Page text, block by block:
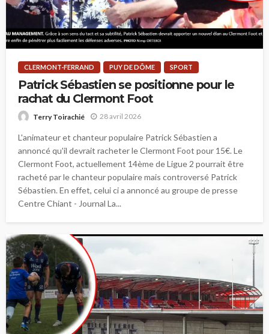
CLERMONT-FERRAND PUY DE DÔME SPORT
Patrick Sébastien se positionne pour le
rachat du Clermont Foot
Terry Toirachié 28 avril 2026
L'animateur et chanteur populaire Patrick Sébastien a
annoncé qu'il devrait racheter le Clermont Foot pour 15€. Le
Clermont Foot, actuellement 14ème de Ligue 2 pourrait être
racheté par le chanteur populaire mais controversé Patrick
Sébastien. En effet, celui ci a annoncé au groupe de presse
Centre Chiant - Journal La...